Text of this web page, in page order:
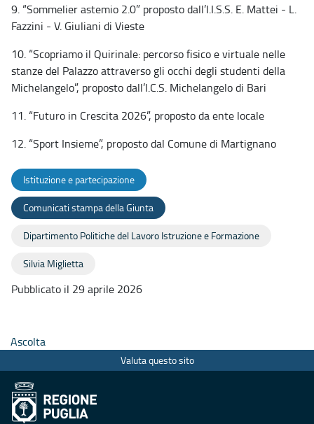
9. “Sommelier astemio 2.0” proposto dall’I.I.S.S. E. Mattei - L.
Fazzini - V. Giuliani di Vieste
10. “Scopriamo il Quirinale: percorso fisico e virtuale nelle
stanze del Palazzo attraverso gli occhi degli studenti della
Michelangelo”, proposto dall’I.C.S. Michelangelo di Bari
11. “Futuro in Crescita 2026”, proposto da ente locale
12. “Sport Insieme”, proposto dal Comune di Martignano
Istituzione e partecipazione
Comunicati stampa della Giunta
Dipartimento Politiche del Lavoro Istruzione e Formazione
Silvia Miglietta
Pubblicato il 29 aprile 2026
Ascolta
Valuta questo sito